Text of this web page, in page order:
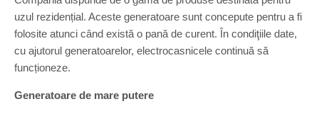
uzul rezidențial. Aceste generatoare sunt concepute pentru a fi
folosite atunci când există o pană de curent. În condiţiile date,
cu ajutorul generatoarelor, electrocasnicele continuă să
funcționeze.
Generatoare de mare putere